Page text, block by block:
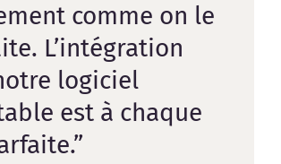
comme on le
L’intégration
logiciel
est à chaque